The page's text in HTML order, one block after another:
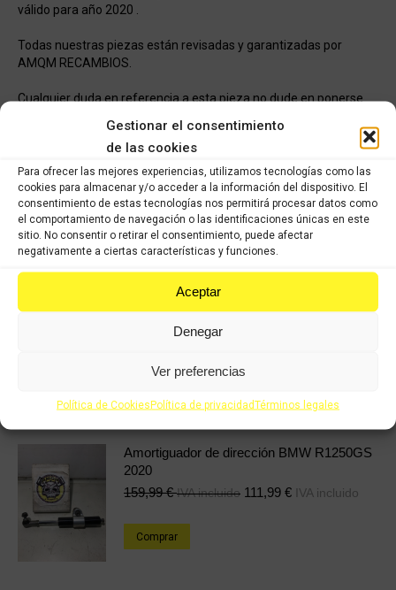
Gestionar el consentimiento
de las cookies
Para ofrecer las mejores experiencias, utilizamos tecnologías como las
cookies para almacenar y/o acceder a la información del dispositivo. El
consentimiento de estas tecnologías nos permitirá procesar datos como
el comportamiento de navegación o las identificaciones únicas en este
sitio. No consentir o retirar el consentimiento, puede afectar
negativamente a ciertas características y funciones.
Aceptar
Denegar
Ver preferencias
Política de CookiesPolítica de privacidadTérminos legales
válido para año 2020 .
Todas nuestras piezas están revisadas y garantizadas por
AMQM RECAMBIOS.
Cualquier duda en referencia a esta pieza no dude en ponerse
Categoría:BMW R1250 GS 2020 SKU: 1108223
Share this product
Share
Share
Share
Pinterest
Share
on
LinkedIn
Productos relacionados
Amortiguador de dirección BMW R1250GS
2020
159,99€ IVA incluido 111,99 € IVA incluido
Comprar